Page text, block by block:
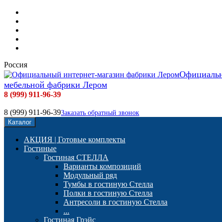
Россия
мебельной фабрики Лером
8 (999) 911-96-39
8 (999) 911-96-39Заказать обратный звонок
Каталог
АКЦИЯ | Готовые комплекты
Гостиные
Гостиная СТЕЛЛА
Варианты композиций
Модульный ряд
Тумбы в гостиную Стелла
Полки в гостиную Стелла
Антресоли в гостиную Стелла
...
Гостиная Грэйс